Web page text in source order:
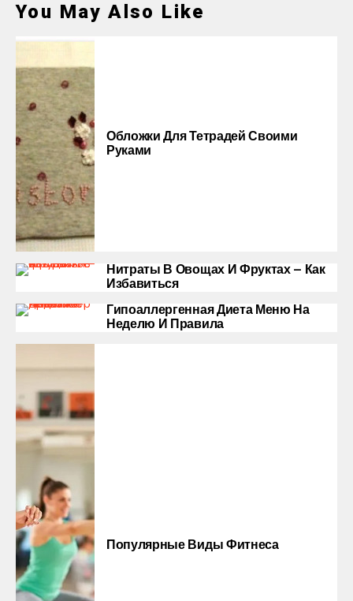
You May Also Like
Обложки Для Тетрадей Своими
Руками
Нитраты В Овощах И Фруктах — Как
Избавиться
Гипоаллергенная Диета Меню На
Неделю И Правила
Популярные Виды Фитнеса